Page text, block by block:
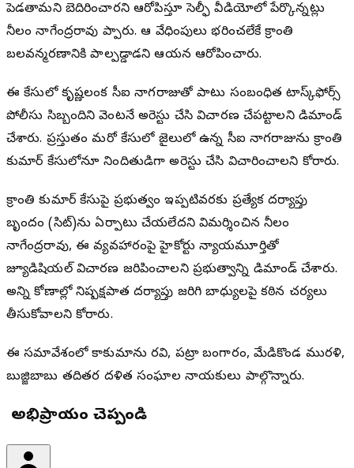
పెడతామని బెదిరించారని ఆరోపిస్తూ సెల్ఫీ వీడియోలో పేర్కొన్నట్లు
నీలం నాగేంద్రరావు చెప్పారు. ఆ వేధింపులు భరించలేకే క్రాంతి
బలవన్మరణానికి పాల్పడ్డాడని ఆయన ఆరోపించారు.
ఈ కేసులో కృష్ణలంక సీఐ నాగరాజుతో పాటు సంబంధిత టాస్క్‌ఫోర్స్
పోలీసు సిబ్బందిని వెంటనే అరెస్టు చేసి విచారణ చేపట్టాలని డిమాండ్
చేశారు. ప్రస్తుతం మరో కేసులో జైలులో ఉన్న సీఐ నాగరాజును క్రాంతి
కుమార్ కేసులోనూ నిందితుడిగా అరెస్టు చేసి విచారించాలని కోరారు.
క్రాంతి కుమార్ కేసుపై ప్రభుత్వం ఇప్పటివరకు ప్రత్యేక దర్యాప్తు
బృందం (సిట్)ను ఏర్పాటు చేయలేదని విమర్శించిన నీలం
నాగేంద్రరావు, ఈ వ్యవహారంపై హైకోర్టు న్యాయమూర్తితో
జ్యూడిషియల్ విచారణ జరిపించాలని ప్రభుత్వాన్ని డిమాండ్ చేశారు.
అన్ని కోణాల్లో నిష్పక్షపాత దర్యాప్తు జరిగి బాధ్యులపై కఠిన చర్యలు
తీసుకోవాలని కోరారు.
ఈ సమావేశంలో కాకుమాను రవి, పట్రా బంగారం, మేడికొండ మురళి,
బుజ్జిబాబు తదితర దళిత సంఘాల నాయకులు పాల్గొన్నారు.
మీ అభిప్రాయం చెప్పండి